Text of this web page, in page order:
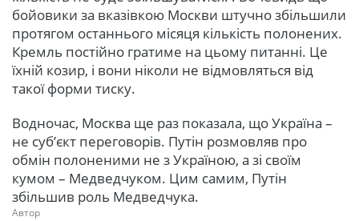
бойовики за вказівкою Москви штучно збільшили
протягом останнього місяця кількість полонених.
Кремль постійно гратиме на цьому питанні. Це
їхній козир, і вони ніколи не відмовляться від
такої форми тиску.
Водночас, Москва ще раз показала, що Україна –
не суб’єкт переговорів. Путін розмовляв про
обмін полоненими не з Україною, а зі своїм
кумом – Медведчуком. Цим самим, Путін
збільшив роль Медведчука.
Автор